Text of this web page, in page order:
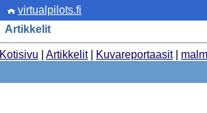
virtualpilots.fi
Artikkelit
Kotisivu Artikkelit| Kuvareportaasit|